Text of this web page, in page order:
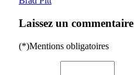
Laissez un commentaire
(*)Mentions obligatoires